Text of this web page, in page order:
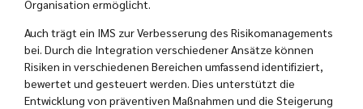
Organisation ermöglicht.
Auch trägt ein IMS zur Verbesserung des Risikomanagements
bei. Durch die Integration verschiedener Ansätze können
Risiken in verschiedenen Bereichen umfassend identifiziert,
bewertet und gesteuert werden. Dies unterstützt die
Entwicklung von präventiven Maßnahmen und die Steigerung